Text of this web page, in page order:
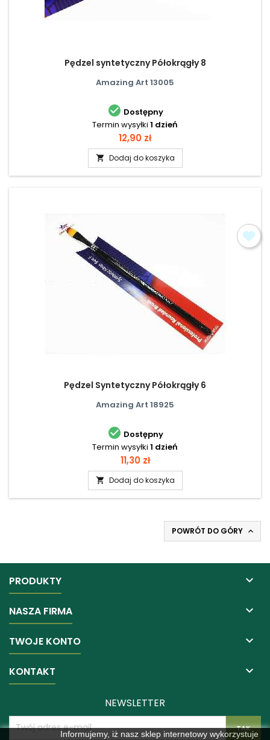
Pędzel syntetyczny Półokrągły 8
Amazing Art 13005
 Dostępny
Termin wysyłki 1 dzień
Cena
12,90 zł
 Dodaj do koszyka
Pędzel Syntetyczny Półokrągły 6
Amazing Art 18925
 Dostępny
Termin wysyłki 1 dzień
Cena
11,30 zł
 Dodaj do koszyka
POWRÓT DO GÓRY 
PRODUKTY 
NASZA FIRMA 
TWOJE KONTO 
KONTAKT 
Informujemy, iż nasz sklep internetowy wykorzystuje
NEWSLETTER